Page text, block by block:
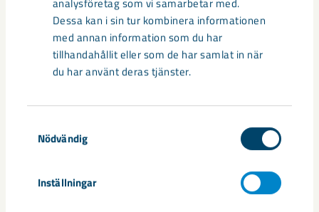
Dessa kan i sin tur kombinera informationen
med annan information som du har
tillhandahållit eller som de har samlat in när
du har använt deras tjänster.
Nödvändig
Inställningar
Års- och hållbarhetsredovisning